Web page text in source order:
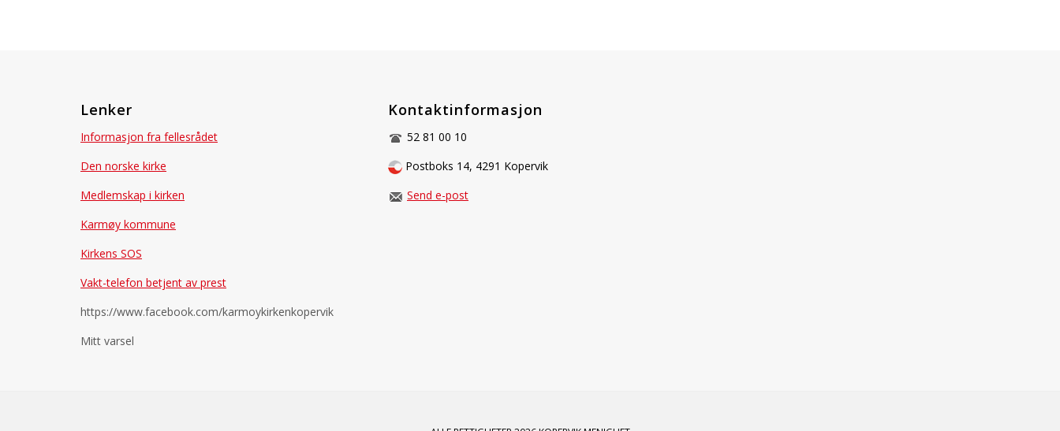
Lenker
Informasjon fra fellesrådet
Den norske kirke
Medlemskap i kirken
Karmøy kommune
Kirkens SOS
Vakt-telefon betjent av prest
https://www.facebook.com/karmoykirkenkopervik
Mitt varsel
Kontaktinformasjon
52 81 00 10
Postboks 14, 4291 Kopervik
Send e-post